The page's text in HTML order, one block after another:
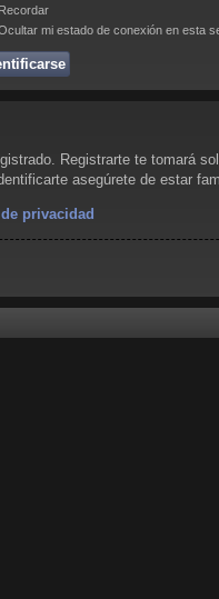
Recordar
mi estado de conexión en esta
Registrarte te tomará
asegúrete de estar
privacidad